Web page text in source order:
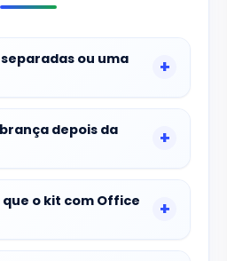
ou uma
depois da
o kit com Office